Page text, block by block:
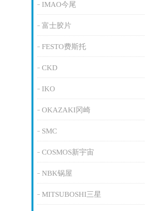
IMAO今尾
富士胶片
FESTO费斯托
CKD
IKO
OKAZAKI冈崎
SMC
COSMOS新宇宙
NBK锅屋
MITSUBOSHI三星